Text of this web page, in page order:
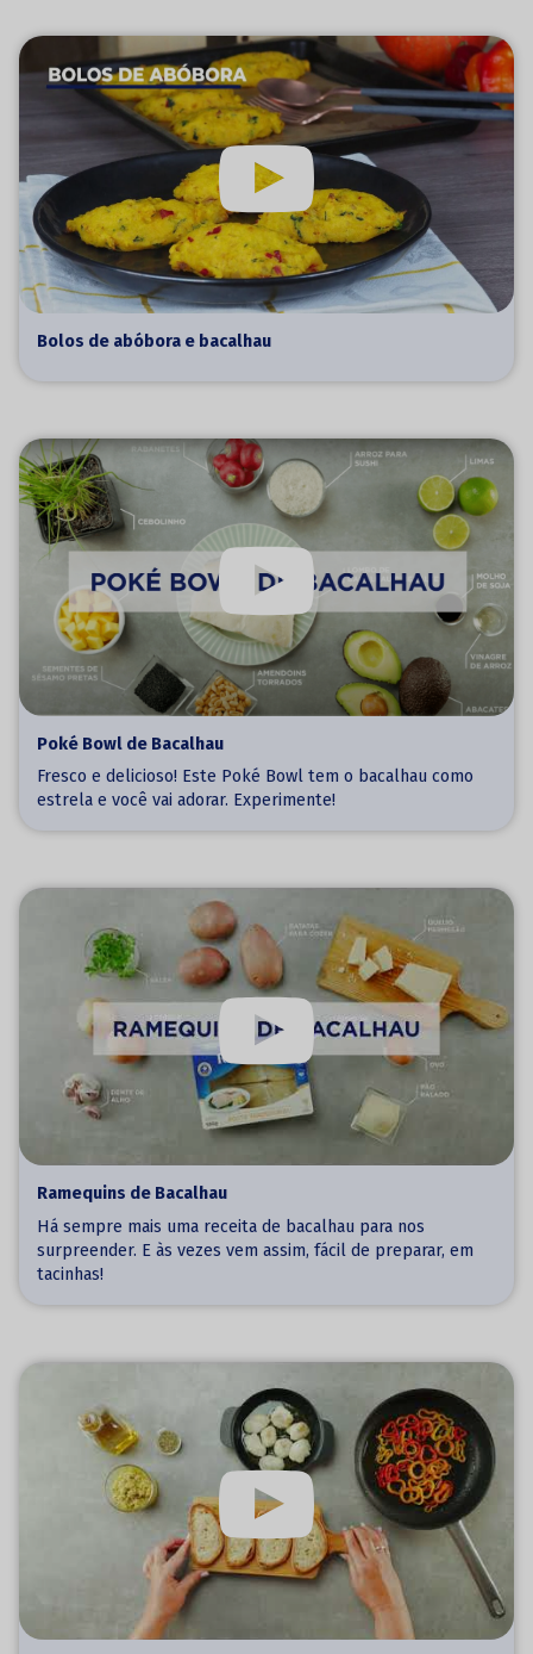
Bolos de abóbora e bacalhau
Poké Bowl de Bacalhau
Fresco e delicioso! Este Poké Bowl tem o bacalhau como
estrela e você vai adorar. Experimente!
Ramequins de Bacalhau
Há sempre mais uma receita de bacalhau para nos
surpreender. E às vezes vem assim, fácil de preparar, em
tacinhas!